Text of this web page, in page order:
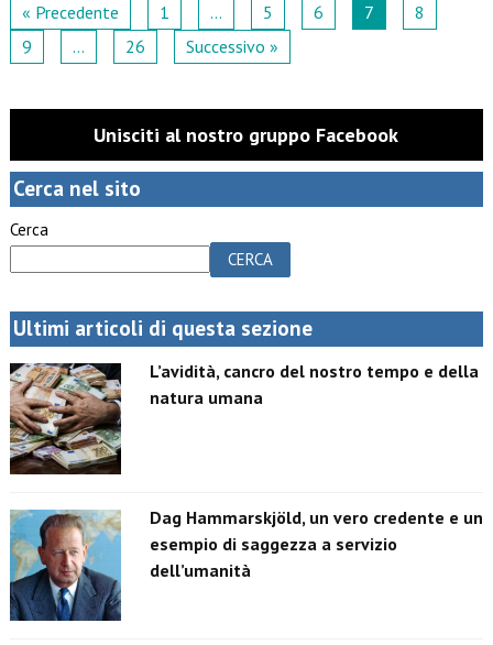
« Precedente 1 … 5 6 7
8
9
… 26 Successivo »
Unisciti al nostro gruppo Facebook
Cerca nel sito
Cerca
CERCA
Ultimi articoli di questa sezione
L’avidità, cancro del nostro tempo e della
natura umana
Dag Hammarskjöld, un vero credente e un
esempio di saggezza a servizio
dell’umanità